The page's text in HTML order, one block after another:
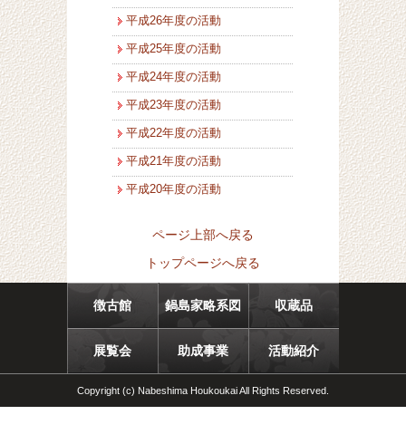
平成26年度の活動
平成25年度の活動
平成24年度の活動
平成23年度の活動
平成22年度の活動
平成21年度の活動
平成20年度の活動
ページ上部へ戻る
トップページへ戻る
徴古館 鍋島家略系図 収蔵品
展覧会 助成事業 活動紹介
Copyright (c) Nabeshima Houkoukai All Rights Reserved.